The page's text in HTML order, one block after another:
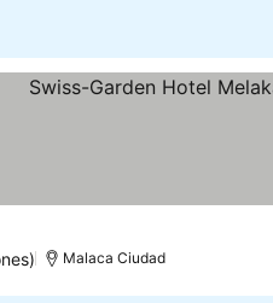
Malaca Ciudad